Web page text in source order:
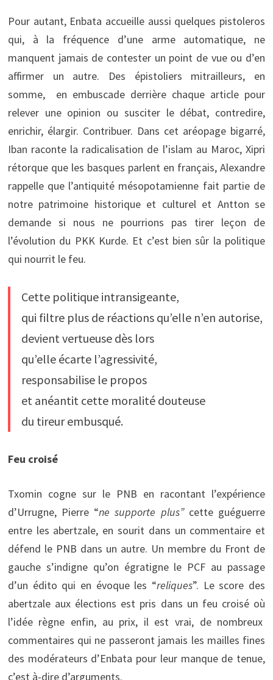
Pour autant, Enbata accueille aussi quelques pistoleros
qui, à la fréquence d’une arme automatique, ne
manquent jamais de contester un point de vue ou d’en
affirmer un autre. Des épistoliers mitrailleurs, en
somme, en embuscade derrière chaque article pour
relever une opinion ou susciter le débat, contredire,
enrichir, élargir. Contribuer. Dans cet aréopage bigarré,
Iban raconte la radicalisation de l’islam au Maroc, Xipri
rétorque que les basques parlent en français, Alexandre
rappelle que l’antiquité mésopotamienne fait partie de
notre patrimoine historique et culturel et Antton se
demande si nous ne pourrions pas tirer leçon de
l’évolution du PKK Kurde. Et c’est bien sûr la politique
qui nourrit le feu.
Cette politique intransigeante,
qui filtre plus de réactions qu’elle n’en autorise,
devient vertueuse dès lors
qu’elle écarte l’agressivité,
responsabilise le propos
et anéantit cette moralité douteuse
du tireur embusqué.
Feu croisé
Txomin cogne sur le PNB en racontant l’expérience
d’Urrugne, Pierre “ne supporte plus”cette guéguerre
entre les abertzale, en sourit dans un commentaire et
défend le PNB dans un autre. Un membre du Front de
gauche s’indigne qu’on égratigne le PCF au passage
d’un édito qui en évoque les “reliques”. Le score des
abertzale aux élections est pris dans un feu croisé où
l’idée règne enfin, au prix, il est vrai, de nombreux
commentaires qui ne passeront jamais les mailles fines
des modérateurs d’Enbata pour leur manque de tenue,
c’est à-dire d’arguments.